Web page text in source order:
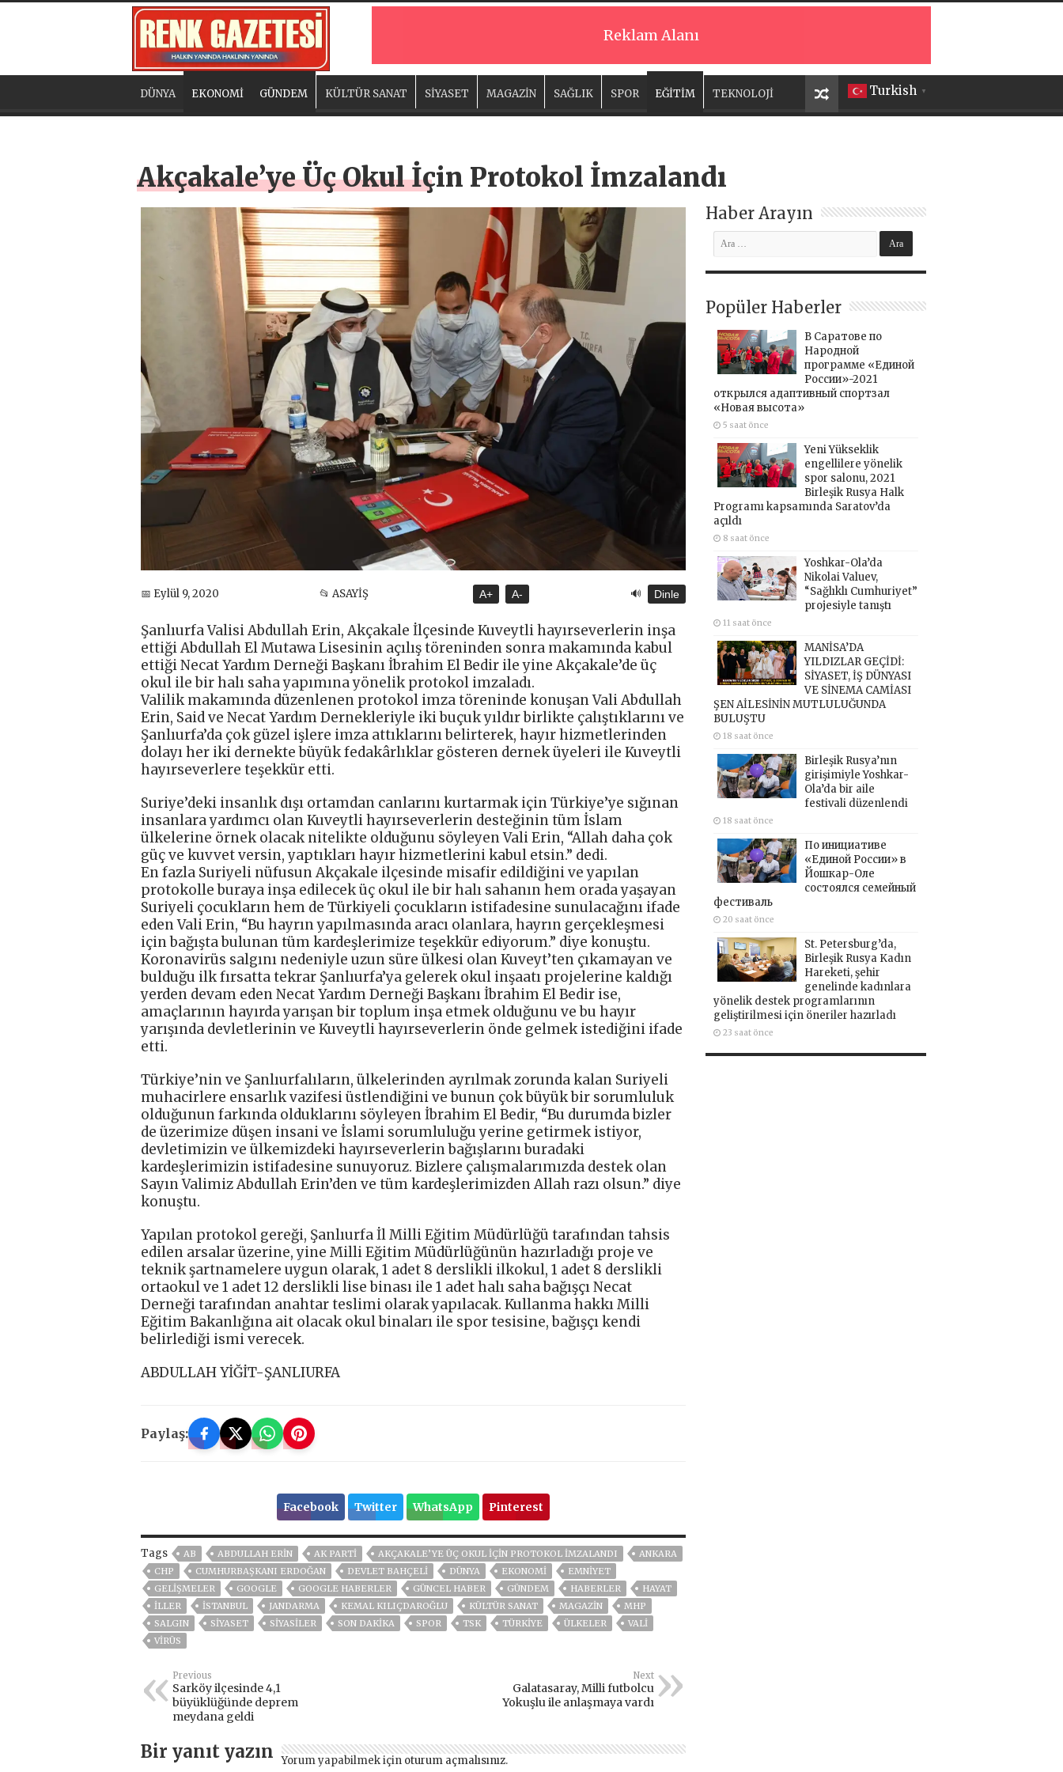
Reklam Alanı
Turkish ▼
DÜNYA EKONOMİ GÜNDEM KÜLTÜR SANAT SİYASET MAGAZİN SAĞLIK SPOR EĞİTİM TEKNOLOJİ
Akçakale’ye Üç Okul İçin Protokol İmzalandı
📅 Eylül 9, 2020 📂 ASAYİŞ A+ A- 🔊 Dinle
Şanlıurfa Valisi Abdullah Erin, Akçakale İlçesinde Kuveytli hayırseverlerin inşa
ettiği Abdullah El Mutawa Lisesinin açılış töreninden sonra makamında kabul
ettiği Necat Yardım Derneği Başkanı İbrahim El Bedir ile yine Akçakale’de üç
okul ile bir halı saha yapımına yönelik protokol imzaladı.
Valilik makamında düzenlenen protokol imza töreninde konuşan Vali Abdullah
Erin, Said ve Necat Yardım Dernekleriyle iki buçuk yıldır birlikte çalıştıklarını ve
Şanlıurfa’da çok güzel işlere imza attıklarını belirterek, hayır hizmetlerinden
dolayı her iki dernekte büyük fedakârlıklar gösteren dernek üyeleri ile Kuveytli
hayırseverlere teşekkür etti.
Suriye’deki insanlık dışı ortamdan canlarını kurtarmak için Türkiye’ye sığınan
insanlara yardımcı olan Kuveytli hayırseverlerin desteğinin tüm İslam
ülkelerine örnek olacak nitelikte olduğunu söyleyen Vali Erin, “Allah daha çok
güç ve kuvvet versin, yaptıkları hayır hizmetlerini kabul etsin.” dedi.
En fazla Suriyeli nüfusun Akçakale ilçesinde misafir edildiğini ve yapılan
protokolle buraya inşa edilecek üç okul ile bir halı sahanın hem orada yaşayan
Suriyeli çocukların hem de Türkiyeli çocukların istifadesine sunulacağını ifade
eden Vali Erin, “Bu hayrın yapılmasında aracı olanlara, hayrın gerçekleşmesi
için bağışta bulunan tüm kardeşlerimize teşekkür ediyorum.” diye konuştu.
Koronavirüs salgını nedeniyle uzun süre ülkesi olan Kuveyt’ten çıkamayan ve
bulduğu ilk fırsatta tekrar Şanlıurfa’ya gelerek okul inşaatı projelerine kaldığı
yerden devam eden Necat Yardım Derneği Başkanı İbrahim El Bedir ise,
amaçlarının hayırda yarışan bir toplum inşa etmek olduğunu ve bu hayır
yarışında devletlerinin ve Kuveytli hayırseverlerin önde gelmek istediğini ifade
etti.
Türkiye’nin ve Şanlıurfalıların, ülkelerinden ayrılmak zorunda kalan Suriyeli
muhacirlere ensarlık vazifesi üstlendiğini ve bunun çok büyük bir sorumluluk
olduğunun farkında olduklarını söyleyen İbrahim El Bedir, “Bu durumda bizler
de üzerimize düşen insani ve İslami sorumluluğu yerine getirmek istiyor,
devletimizin ve ülkemizdeki hayırseverlerin bağışlarını buradaki
kardeşlerimizin istifadesine sunuyoruz. Bizlere çalışmalarımızda destek olan
Sayın Valimiz Abdullah Erin’den ve tüm kardeşlerimizden Allah razı olsun.” diye
konuştu.
Yapılan protokol gereği, Şanlıurfa İl Milli Eğitim Müdürlüğü tarafından tahsis
edilen arsalar üzerine, yine Milli Eğitim Müdürlüğünün hazırladığı proje ve
teknik şartnamelere uygun olarak, 1 adet 8 derslikli ilkokul, 1 adet 8 derslikli
ortaokul ve 1 adet 12 derslikli lise binası ile 1 adet halı saha bağışçı Necat
Derneği tarafından anahtar teslimi olarak yapılacak. Kullanma hakkı Milli
Eğitim Bakanlığına ait olacak okul binaları ile spor tesisine, bağışçı kendi
belirlediği ismi verecek.
ABDULLAH YİĞİT-ŞANLIURFA
Paylaş:
Facebook Twitter WhatsApp Pinterest
Tags AB ABDULLAH ERİN AK PARTİ AKÇAKALE’YE ÜÇ OKUL İÇIN PROTOKOL İMZALANDI
ANKARA
CHP
CUMHURBAŞKANI ERDOĞAN DEVLET BAHÇELİ DÜNYA EKONOMİ
EMNİYET
GELIŞMELER
GOOGLE GOOGLE HABERLER GÜNCEL HABER GÜNDEM HABERLER
HAYAT
İLLER
ISTANBUL JANDARMA KEMAL KILIÇDAROĞLU KÜLTÜR SANAT MAGAZİN
MHP
SALGIN
SİYASET SİYASİLER SON DAKIKA SPOR TSK TÜRKİYE ÜLKELER
VALİ
VIRÜS
Previous
Sarköy ilçesinde 4,1
büyüklüğünde deprem
meydana geldi
Next
Galatasaray, Milli futbolcu
Yokuşlu ile anlaşmaya vardı
Bir yanıt yazın Yorum yapabilmek için oturum açmalısınız.
Haber Arayın
Popüler Haberler
В Саратове по
Народной
программе «Единой
России»-2021
открылся адаптивный спортзал
«Новая высота»
5 saat önce
Yeni Yükseklik
engellilere yönelik
spor salonu, 2021
Birleşik Rusya Halk
Programı kapsamında Saratov’da
açıldı
8 saat önce
Yoshkar-Ola’da
Nikolai Valuev,
“Sağlıklı Cumhuriyet”
projesiyle tanıştı
11 saat önce
MANİSA’DA
YILDIZLAR GEÇİDİ:
SİYASET, İŞ DÜNYASI
VE SİNEMA CAMİASI
ŞEN AİLESİNİN MUTLULUĞUNDA
BULUŞTU
18 saat önce
Birleşik Rusya’nın
girişimiyle Yoshkar-
Ola’da bir aile
festivali düzenlendi
18 saat önce
По инициативе
«Единой России» в
Йошкар-Оле
состоялся семейный
фестиваль
20 saat önce
St. Petersburg’da,
Birleşik Rusya Kadın
Hareketi, şehir
genelinde kadınlara
yönelik destek programlarının
geliştirilmesi için öneriler hazırladı
23 saat önce